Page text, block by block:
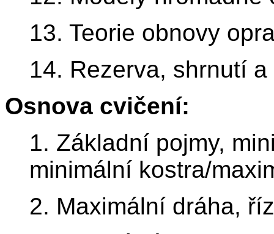
13. Teorie obnovy
14. Rezerva, shrnutí
Osnova cvičení:
1. Základní pojmy,
minimální kostra/
2. Maximální dráha,